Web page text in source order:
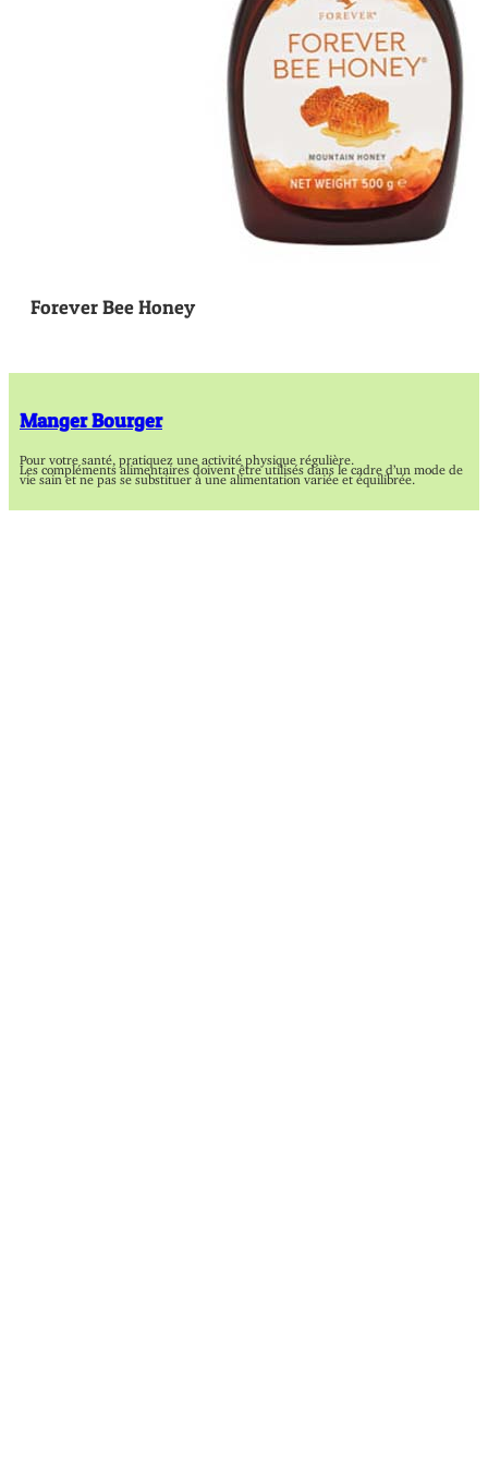
Forever Bee Honey
Manger Bourger
Pour votre santé, pratiquez une activité physique régulière.
Les compléments alimentaires doivent être utilisés dans le cadre d’un mode de
vie sain et ne pas se substituer à une alimentation variée et équilibrée.